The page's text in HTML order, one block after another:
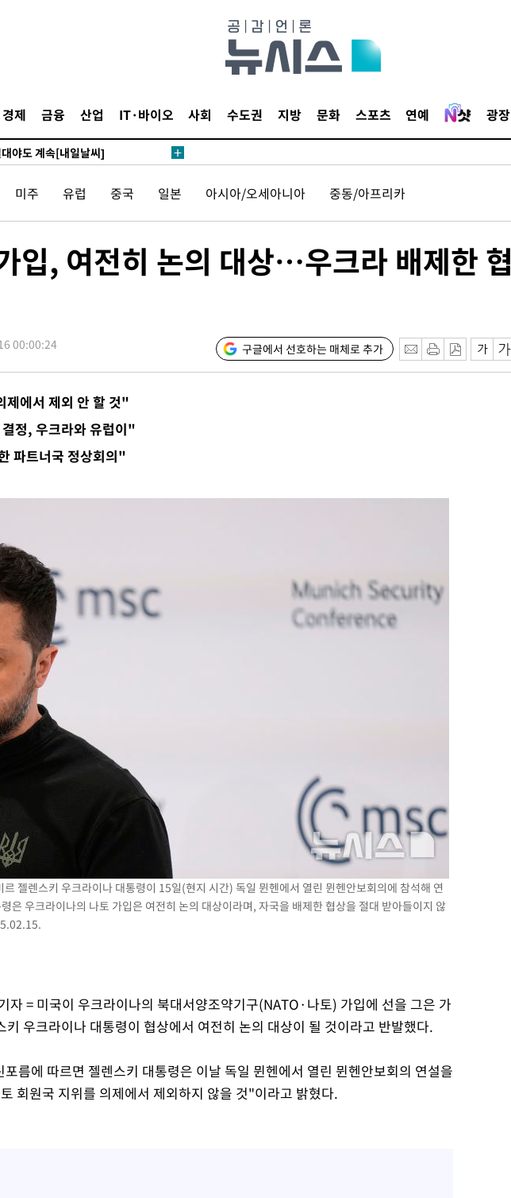
경제 금융 산업 IT·바이오 사회 수도권 지방 문화 스포츠 연예 광장
포츠윤리센터도 압수수색
미사일…감시·경계태세 강화"
생…"원인 파악 중"
체 발사"
야도 계속[내일날씨]
대한국 무역적자 있어"
의 압수수색에 '충격·당황'
…내란 중요임무종사 혐의
른 801.67 마감
내린 6296.38 마감
로켓 달 충돌 흔적 포착
승부차기 끝 과달라하라 격파
지나며 폭염 잠시 꺾인다"
시간 걸린 초유의 압수수색(종
스닥 0.3%↓, 다우 0.14%↑
문에 "현재는 내부 지침 준수"
생…"원인 파악 중"
사체 발사"
야도 계속[내일날씨]
취소…11일 재개
대한국 무역적자 있어"
의 압수수색에 '충격·당황'
…영등포 순간 '40도'
…내란 중요임무종사 혐의
른 801.67 마감
내린 6296.38 마감
원 마감
X 로켓 달 충돌 흔적 포착
승부차기 끝 과달라하라 격파
지나며 폭염 잠시 꺾인다"
미주 유럽 중국 일본 아시아/오세아니아 중동/아프리카
입, 여전히 논의 대상…우크라 배제한 협
00:00:24 구글에서 선호하는 매체로 추가
제에서 제외 안 할 것"
정, 우크라와 유럽이"
파트너국 정상회의"
젤렌스키 우크라이나 대통령이 15일(현지 시간) 독일 뮌헨에서 열린 뮌헨안보회의에 참석해 연
은 우크라이나의 나토 가입은 여전히 논의 대상이라며, 자국을 배제한 협상을 절대 받아들이지 않
자 = 미국이 우크라이나의 북대서양조약기구(NATO·나토) 가입에 선을 그은 가
키 우크라이나 대통령이 협상에서 여전히 논의 대상이 될 것이라고 반발했다.
름에 따르면 젤렌스키 대통령은 이날 독일 뮌헨에서 열린 뮌헨안보회의 연설을
회원국 지위를 의제에서 제외하지 않을 것"이라고 밝혔다.